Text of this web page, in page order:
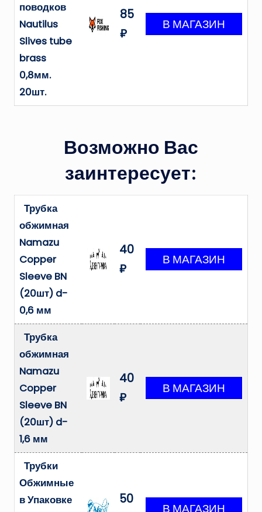
поводков
Nautilus
Slives tube
brass
0,8мм.
20шт.
85
₽
Возможно Вас
заинтересует:
Трубка
обжимная
Namazu
Copper
Sleeve BN
(20шт) d-
0,6 мм
40
₽
Трубка
обжимная
Namazu
Copper
Sleeve BN
(20шт) d-
1,6 мм
40
₽
Трубки
Обжимные
в Упаковке
50